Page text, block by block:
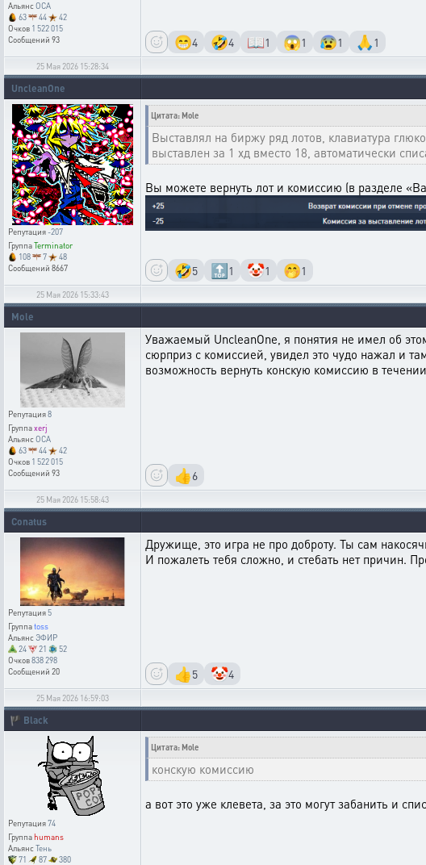
АльянсOCA
63
44
42
Очков 1 522 015
Сообщений 93 😁4 🤣4 📖1 😱1 😰1 🙏1
25 Мая 2026 15:28:34
UncleanOne
Репутация-207
ГруппаTerminator
108
7
48
Сообщений 8667
Цитата: Mole
Выставлял на биржу ряд лотов, клавиатура
выставлен за 1 хд вместо 18, автоматически
Вы можете вернуть лот и комиссию (в разделе
🤣5 🔝1 🤡1 🤭1
25 Мая 2026 15:33:43
Mole
Репутация8
Группаxerj
АльянсOCA
63
44
42
Очков 1 522 015
Сообщений 93
Уважаемый UncleanOne, я понятия не имел об
сюрприз с комиссией, увидел это чудо нажал и
возможность вернуть конскую комиссию в
👍6
25 Мая 2026 15:58:43
Conatus
Репутация 5
Группаtoss
Альянс ЭФИР
24
21
52
Очков838 298
Сообщений 20
Дружище, это игра не про доброту. Ты сам
И пожалеть тебя сложно, и стебать нет причин.
👍5 🤡4
25 Мая 2026 16:59:03
🏴 Black
Репутация74
Группаhumans
АльянсТень
71
87
380
Цитата: Mole
конскую комиссию
а вот это уже клевета, за это могут забанить и